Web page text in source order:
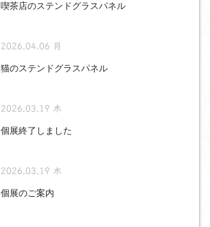
喫茶店のステンドグラスパネル
2026.04.06 月
猫のステンドグラスパネル
2026.03.19 木
個展終了しました
2026.03.19 木
個展のご案内